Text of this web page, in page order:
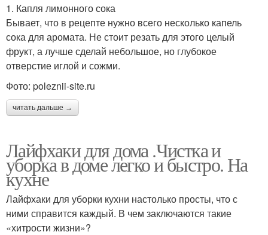
1. Капля лимонного сока
Бывает, что в рецепте нужно всего несколько капель
сока для аромата. Не стоит резать для этого целый
фрукт, а лучше сделай небольшое, но глубокое
отверстие иглой и сожми.
Фото: poleznii-site.ru
читать дальше →
Лайфхаки для дома .Чистка и
уборка в доме легко и быстро. На
кухне
Лайфхаки для уборки кухни настолько просты, что с
ними справится каждый. В чем заключаются такие
«хитрости жизни»?